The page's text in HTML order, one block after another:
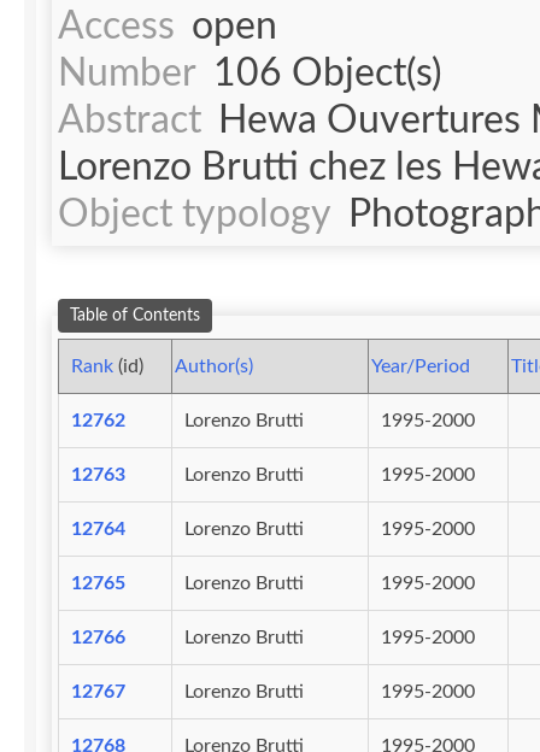
Access open
Number 106 Object(s)
Abstract
Hewa Ouvertures
Lorenzo Brutti chez les
Object typology
Table of Contents
Rank(id) Author(s) Year/Period
12762 Lorenzo Brutti 1995-2000
12763 Lorenzo Brutti 1995-2000
12764 Lorenzo Brutti 1995-2000
12765 Lorenzo Brutti 1995-2000
12766 Lorenzo Brutti 1995-2000
12767 Lorenzo Brutti 1995-2000
12768 Lorenzo Brutti 1995-2000